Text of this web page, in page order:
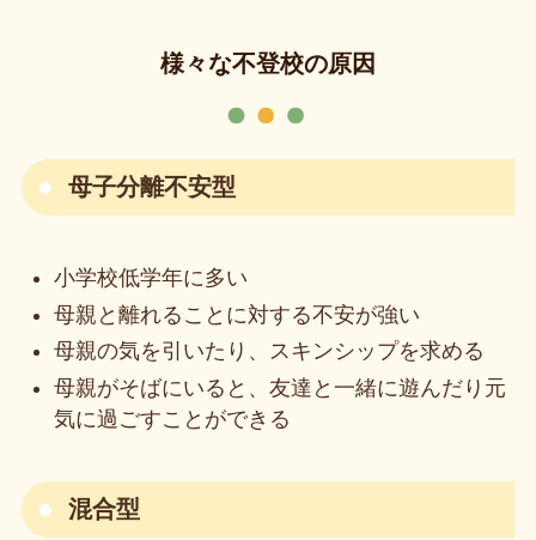
様々な不登校の原因
母子分離不安型
小学校低学年に多い
母親と離れることに対する不安が強い
母親の気を引いたり、スキンシップを求める
母親がそばにいると、友達と一緒に遊んだり元
気に過ごすことができる
混合型